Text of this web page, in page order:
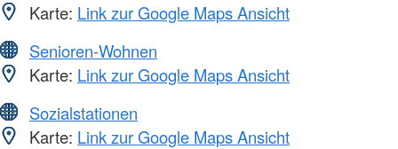
Karte: Link zur Google Maps Ansicht
Senioren-Wohnen
Karte: Link zur Google Maps Ansicht
Sozialstationen
Karte: Link zur Google Maps Ansicht